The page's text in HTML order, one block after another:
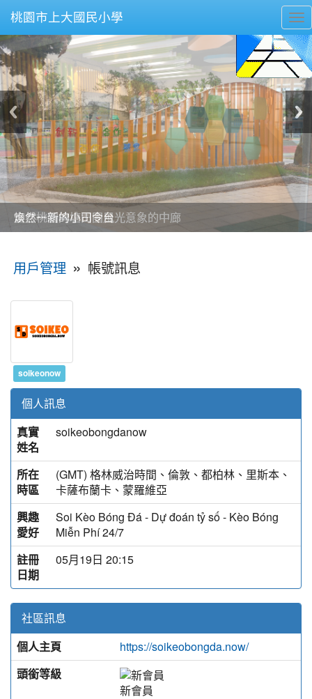
桃園市上大國民小學
美麗的操場是我們活力的來源
美麗的操場是我們活力的來源
煥然一新的小司令台
煥然一新的小司令台
富含桃園埤塘田園風光意象的中廊
富含桃園埤塘田園風光意象的中廊
嶄新的中庭廣場
嶄新的中庭廣場
水生池生生不息
水生池生生不息
用戶管理 » 帳號訊息
soikeonow
個人訊息
真實
姓名
soikeobongdanow
所在
時區
(GMT) 格林威治時間、倫敦、都柏林、里斯本、
卡薩布蘭卡、蒙羅維亞
興趣
愛好
Soi Kèo Bóng Đá - Dự đoán tỷ số - Kèo Bóng
Miễn Phí 24/7
註冊
日期
05月19日 20:15
社區訊息
個人主頁
https://soikeobongda.now/
頭銜等級
新會員